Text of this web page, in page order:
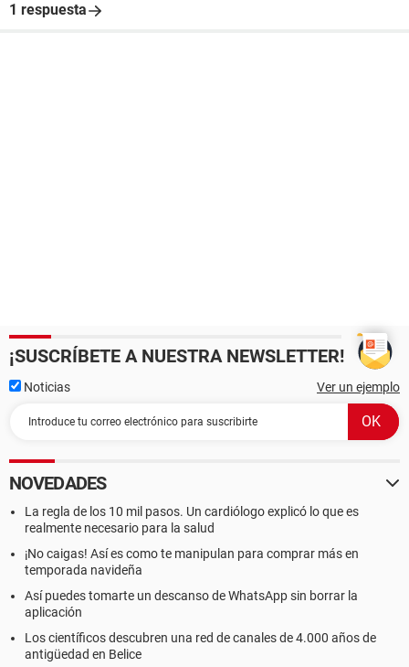
1 respuesta
¡SUSCRÍBETE A NUESTRA NEWSLETTER!
Noticias Ver un ejemplo
NOVEDADES
La regla de los 10 mil pasos. Un cardiólogo explicó lo que es
realmente necesario para la salud
¡No caigas! Así es como te manipulan para comprar más en
temporada navideña
Así puedes tomarte un descanso de WhatsApp sin borrar la
aplicación
Los científicos descubren una red de canales de 4.000 años de
antigüedad en Belice